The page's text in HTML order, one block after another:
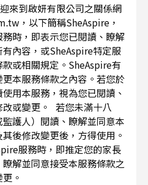
來到啟妍有限公司之關係網
，以下簡稱SheAspire，
時，即表示您已閱讀、瞭解
內容，或SheAspire特定服
或相關規定。SheAspire有
本服務條款之內容。若您於
用本服務，視為您已閱讀、
或變更。 若您未滿十八
護人）閱讀、瞭解並同意本
後修改變更後，方得使用。
服務時，即推定您的家長
瞭解並同意接受本服務條款之
。